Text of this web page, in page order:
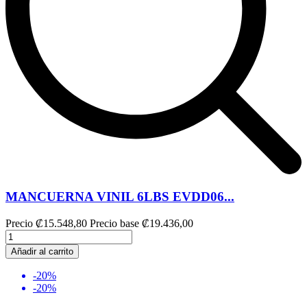
MANCUERNA VINIL 6LBS EVDD06...
Precio ₡15.548,80 Precio base ₡19.436,00
Añadir al carrito
-20%
-20%